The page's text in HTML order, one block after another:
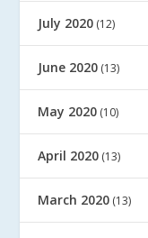
July 2020 (12)
June 2020 (13)
May 2020 (10)
April 2020 (13)
March 2020 (13)